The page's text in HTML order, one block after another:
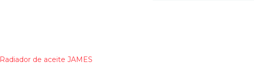
Radiador de aceite JAMES